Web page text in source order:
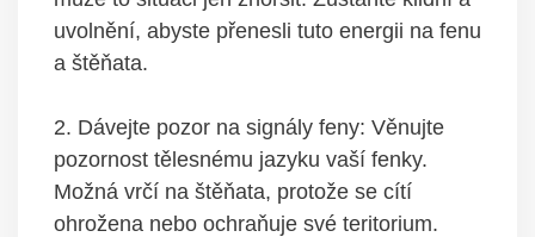
uvolnění, abyste přenesli‌ tuto ‍energii na fenu⁣
a⁢ štěňata.
2. Dávejte pozor na signály feny: Věnujte
pozornost tělesnému jazyku vaší fenky.
Možná vrčí na štěňata, protože se cítí
ohrožena nebo ochraňuje své ‌teritorium.​